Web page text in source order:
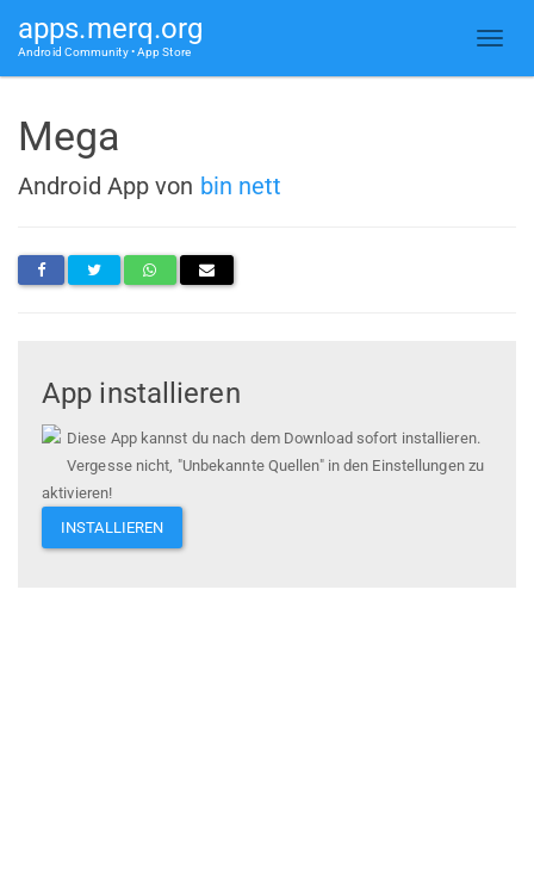
apps.merq.org
Android Community • App Store
Mega
Android App von bin nett
App installieren
Diese App kannst du nach dem Download sofort installieren.
Vergesse nicht, "Unbekannte Quellen" in den Einstellungen zu
aktivieren!
INSTALLIEREN